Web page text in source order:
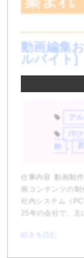
動画編集
ルバイト]
ア
IT/
給
仕事内容 動画制
画コンテンツの
社内システム（
25年の会社で、主